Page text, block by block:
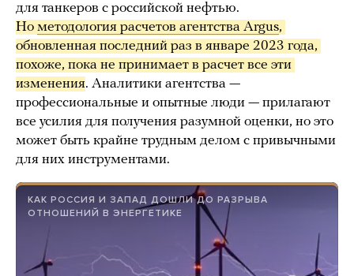
для танкеров с российской нефтью.
Но методология расчетов агентства Argus,
обновленная последний раз в январе 2023 года,
похоже, пока не принимает в расчет все эти
изменения. Аналитики агентства —
профессиональные и опытные люди — прилагают
все усилия для получения разумной оценки, но это
может быть крайне трудным делом с привычными
для них инструментами.
КАК РОССИЯ И ЗАПАД ДОШЛИ ДО РАЗРЫВА
ОТНОШЕНИЙ В ЭНЕРГЕТИКЕ